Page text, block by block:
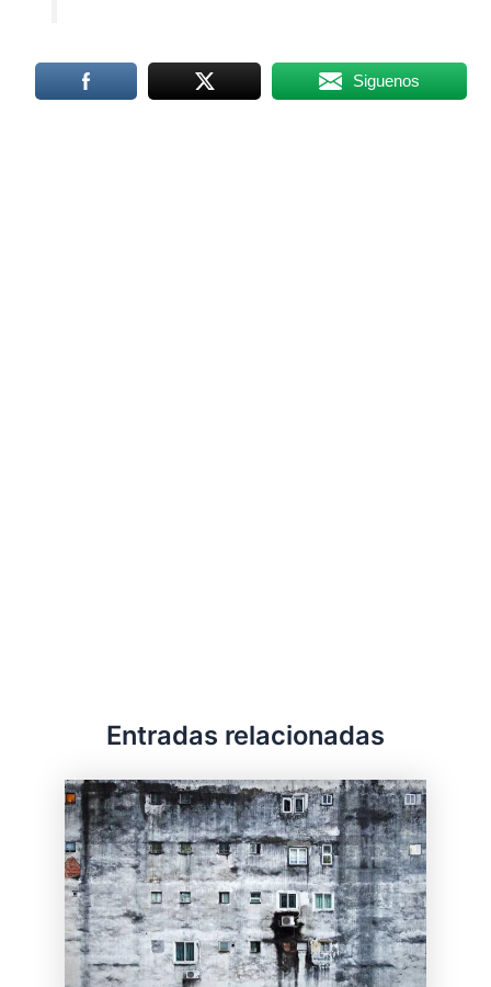
Siguenos
Entradas relacionadas